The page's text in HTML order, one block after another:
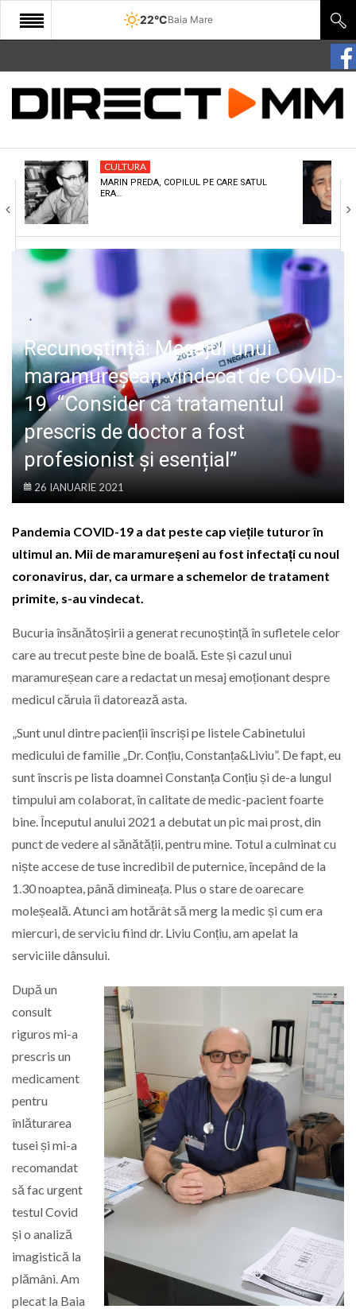
22°CBaia Mare
START
COMUNITATE
CULTURA
ECONOMIE
SANATATE
SPORT
SPECIAL
LIFE
CULTURA
MARIN PREDA, COPILUL PE CARE SATUL
ERA…
Recunoștință: Mesajul unui
maramureșean vindecat de COVID-
19. “Consider că tratamentul
prescris de doctor a fost
profesionist și esențial”
26 IANUARIE 2021
Pandemia COVID-19 a dat peste cap viețile tuturor în
ultimul an. Mii de maramureșeni au fost infectați cu noul
coronavirus, dar, ca urmare a schemelor de tratament
primite, s-au vindecat.
Bucuria însănătoșirii a generat recunoștință în sufletele celor
care au trecut peste bine de boală. Este și cazul unui
maramureșean care a redactat un mesaj emoționant despre
medicul căruia îi datorează asta.
„Sunt unul dintre pacienții înscriși pe listele Cabinetului
medicului de familie „Dr. Conțiu, Constanța&Liviu”. De fapt, eu
sunt înscris pe lista doamnei Constanța Conțiu și de-a lungul
timpului am colaborat, în calitate de medic-pacient foarte
bine. Începutul anului 2021 a debutat un pic mai prost, din
punct de vedere al sănătății, pentru mine. Totul a culminat cu
niște accese de tuse incredibil de puternice, începând de la
1.30 noaptea, până dimineața. Plus o stare de oarecare
moleșeală. Atunci am hotărât să merg la medic și cum era
miercuri, de serviciu fiind dr. Liviu Conțiu, am apelat la
serviciile dânsului.
După un
consult
riguros mi-a
prescris un
medicament
pentru
înlăturarea
tusei și mi-a
recomandat
să fac urgent
testul Covid
și o analiză
imagistică la
plămâni. Am
plecat la Baia